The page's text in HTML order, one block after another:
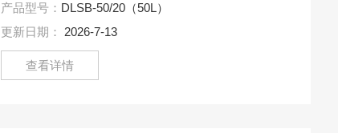
泵、外接循环管路将冷.....
产品型号： DLSB-50/20（50L）
更新日期：
2026-7-13
查看详情